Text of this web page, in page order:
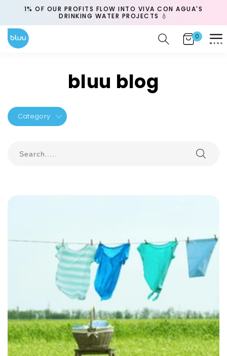
Skip to
1% OF OUR PROFITS FLOW INTO VIVA CON AGUA'S
DRINKING WATER PROJECTS 💧
Cart0
0
items
bluu blog
Category